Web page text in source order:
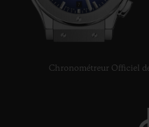
7
Chronométreur Officiel